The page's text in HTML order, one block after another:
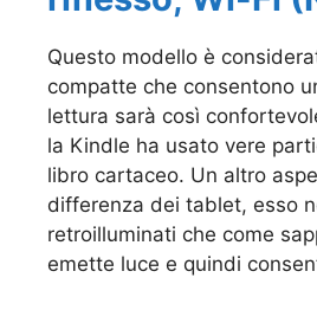
Questo modello è
compatte che consentono
lettura sarà così
la Kindle ha usato vere
libro cartaceo. Un altro
differenza dei tablet, esso
retroilluminati che come
emette luce e quindi